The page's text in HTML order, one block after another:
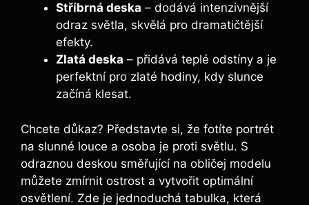
Stříbrná deska – dodává intenzivnější ​
odraz světla, skvělá pro ​dramatičtější
efekty.
Zlatá ‍deska – přidává ​teplé odstíny a je
⁣perfektní‌ pro zlaté hodiny, kdy slunce
začíná klesat.
Chcete důkaz? Představte si, ‍že fotíte portrét ​
na slunné louce a osoba je⁤ proti⁣ světlu. ​S
odraznou deskou směřující na ‌obličej modelu
můžete​ zmírnit ostrost a vytvořit optimální
osvětlení. Zde je jednoduchá tabulka, která